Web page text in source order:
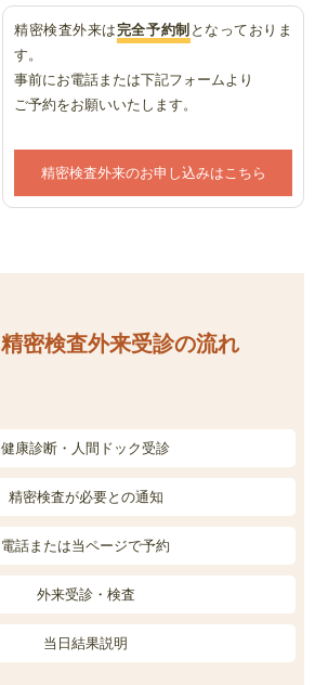
精密検査外来は完全予約制 となっておりま
す。
事前にお電話または下記フォームより
ご予約をお願いいたします。
精密検査外来のお申し込みはこちら
精密検査外来受診の流れ
健康診断・人間ドック受診
精密検査が必要との通知
電話または当ページで予約
外来受診・検査
当日結果説明